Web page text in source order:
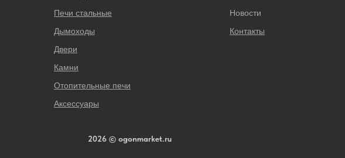
Печи стальные
Дымоходы
Двери
Камни
Отопительные печи
Аксессуары
Новости
Контакты
2026 © ogonmarket.ru